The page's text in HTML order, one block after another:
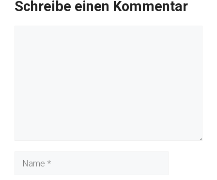
Schreibe einen Kommentar
Name